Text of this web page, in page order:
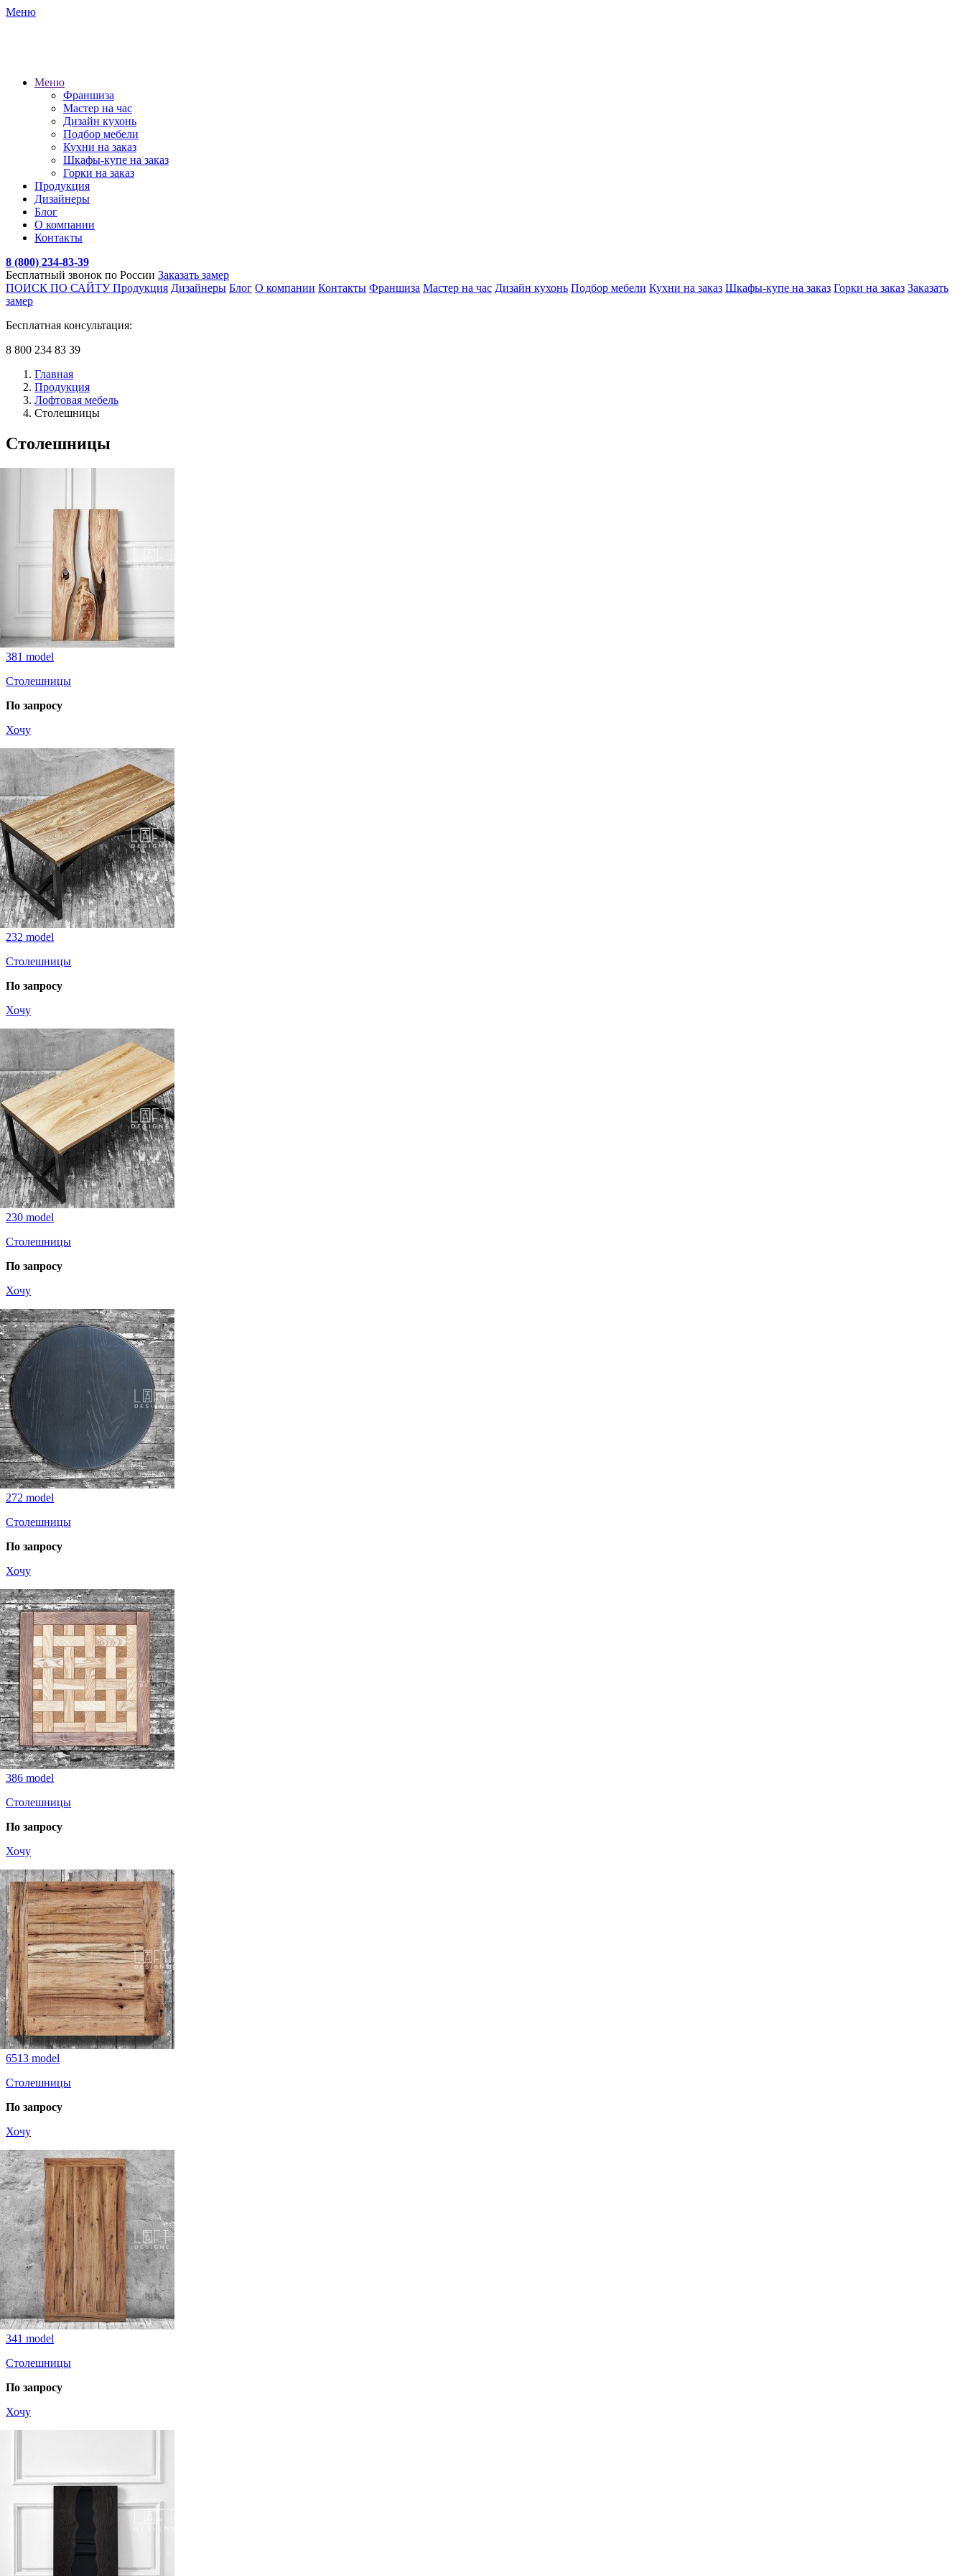
Меню
Меню
Франшиза
Мастер на час
Дизайн кухонь
Подбор мебели
Кухни на заказ
Шкафы-купе на заказ
Горки на заказ
Продукция
Дизайнеры
Блог
О компании
Контакты
8 (800) 234-83-39
Бесплатный звонок по России Заказать замер
ПОИСК ПО САЙТУПродукция Дизайнеры Блог О компании Контакты Франшиза Мастер на час Дизайн кухонь Подбор мебели Кухни на заказ Шкафы-купе на заказ Горки на заказ Заказать
замер
Бесплатная консультация:
8 800 234 83 39
Главная
Продукция
Лофтовая мебель
Столешницы
Столешницы
381 model
Столешницы
По запросу
Хочу
232 model
Столешницы
По запросу
Хочу
230 model
Столешницы
По запросу
Хочу
272 model
Столешницы
По запросу
Хочу
386 model
Столешницы
По запросу
Хочу
6513 model
Столешницы
По запросу
Хочу
341 model
Столешницы
По запросу
Хочу